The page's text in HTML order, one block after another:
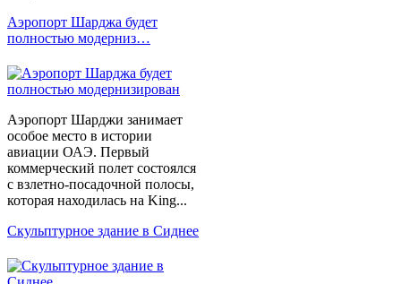
Аэропорт Шарджа будет
полностью модерниз…
Аэропорт Шарджи занимает
особое место в истории
авиации ОАЭ. Первый
коммерческий полет состоялся
с взлетно-посадочной полосы,
которая находилась на King...
Скульптурное здание в Сиднее